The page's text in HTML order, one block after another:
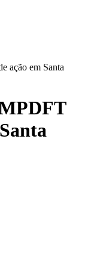
ação em Santa